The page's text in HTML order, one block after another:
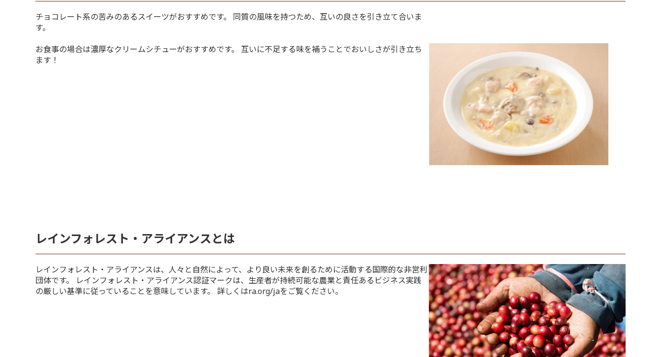
チョコレート系の苦みのあるスイーツがおすすめです。 同質の風味を持つため、互いの良さを引き立て合いま
す。
お食事の場合は濃厚なクリームシチューがおすすめです。 互いに不足する味を補うことでおいしさが引き立ち
ます！
レインフォレスト・アライアンスとは
レインフォレスト・アライアンスは、人々と自然によって、より良い未来を創るために活動する国際的な非営利
団体です。 レインフォレスト・アライアンス認証マークは、生産者が持続可能な農業と責任あるビジネス実践
の厳しい基準に従っていることを意味しています。 詳しくはra.org/jaをご覧ください。